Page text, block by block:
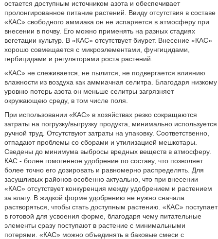
остается доступным источником азота и обеспечивает
пролонгированное питание растений. Ввиду отсутствия в составе
«КАС» свободного аммиака он не испаряется в атмосферу при
внесении в почву. Его можно применять на разных стадиях
вегетации культур. В «КАС» отсутствует биурет. Внесение «КАС»
хорошо совмещается с микроэлементами, фунгицидами,
гербицидами и регуляторами роста растений.
«КАС» не слеживается, не пылится, не подвергается влиянию
влажности из воздуха как аммиачная селитра. Благодаря низкому
уровню потерь азота он меньше селитры загрязняет
окружающею среду, в том числе поля.
При использовании «КАС» в хозяйствах резко сокращаются
затраты на погрузку/выгрузку продукта, минимально используется
ручной труд. Отсутствуют затраты на упаковку. Соответственно,
отпадают проблемы со сборами и утилизацией мешкотары.
Сведены до минимума выбросы вредных веществ в атмосферу.
КАС - более гомогенное удобрение по составу, что позволяет
более точно его дозировать и равномерно распределять. Для
засушливых районов особенно актуально, что при внесении
«КАС» отсутствует конкуренция между удобрением и растением
за влагу. В жидкой форме удобрению не нужно сначала
растворяться, чтобы стать доступным растению. «КАС» поступает
в готовой для усвоения форме, благодаря чему питательные
элементы сразу поступают в растение с минимальными
потерями. «КАС» можно объединять в баковые смеси с